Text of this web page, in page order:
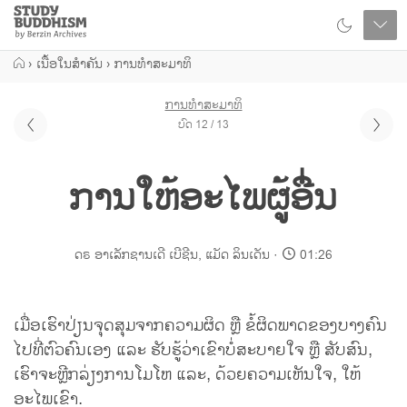
Close
Study
Buddhism
Home
› ເນື້ອໃນສຳຄັນ › ການທຳສະມາທິ
ການທຳສະມາທິ
ບົດ 12 / 13
ການໃຫ້ອະໄພຜູ້ອື່ນ
ດຣ ອາເລັກຊານເດີ ເບີຊີນ, ແມັດ ລິນເດັນ 01:26
ເມື່ອເຮົາປ່ຽນຈຸດສຸມຈາກຄວາມຜິດ ຫຼື ຂໍ້ຜິດພາດຂອງບາງຄົນ
ໄປທີ່ຕົວຄົນເອງ ແລະ ຮັບຮູ້ວ່າເຂົາບໍ່ສະບາຍໃຈ ຫຼື ສັບສົນ,
ເຮົາຈະຫຼີກລ່ຽງການໂມໂຫ ແລະ, ດ້ວຍຄວາມເຫັນໃຈ, ໃຫ້
ອະໄພເຂົາ.